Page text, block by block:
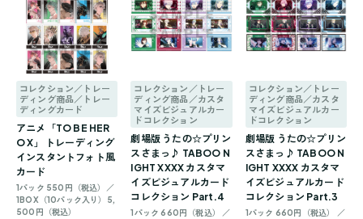
コレクション／トレー
ディング商品／トレー
ディングカード
アニメ「TO BE HER
O X」 トレーディング
インスタントフォト風
カード
1パック 550円（税込）／
1BOX（10パック入り）5,
500円（税込）
コレクション／トレー
ディング商品／カスタ
マイズビジュアルカー
ドコレクション
劇場版 うたの☆プリン
スさまっ♪ TABOO N
IGHT XXXX カスタマ
イズビジュアルカード
コレクション Part.4
1パック 660円（税込） ／
コレクション／トレー
ディング商品／カスタ
マイズビジュアルカー
ドコレクション
劇場版 うたの☆プリン
スさまっ♪ TABOO N
IGHT XXXX カスタマ
イズビジュアルカード
コレクション Part.3
1パック 660円（税込） ／